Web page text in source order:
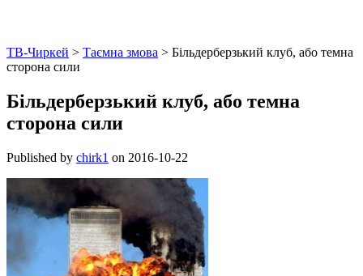
ТВ-Чиркей > Таємна змова > Більдерберзький клуб, або темна
сторона сили
Більдерберзький клуб, або темна
сторона сили
Published by chirk1 on 2016-10-22